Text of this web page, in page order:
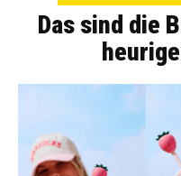
Das sind die